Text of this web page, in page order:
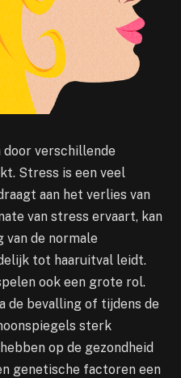
door verschillende
Stress is een veel
aan het verlies van
van stress ervaart, kan
de normale
tot haaruitval leidt.
ook een grote rol.
de bevalling of tijdens de
sterk
op de gezondheid
genetische factoren een